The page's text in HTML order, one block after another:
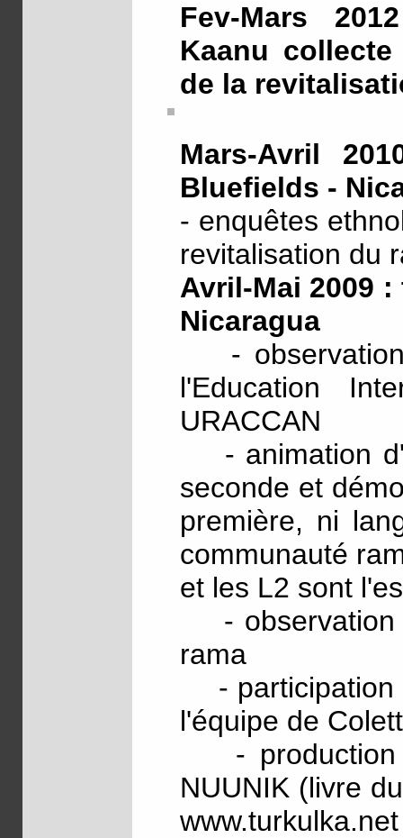
Fev-Mars
Kaanu
de la
Mars-Avril
Bluefields -
- enquêtes
revitalisation du
Avril-Mai 2009
Nicaragua
- observation
l'Education
URACCAN
- animation
seconde et
première, ni
communauté
et les L2 sont
- observation
rama
- participation
l'équipe de
- production
NUUNIK (livre
www.turkulka.net